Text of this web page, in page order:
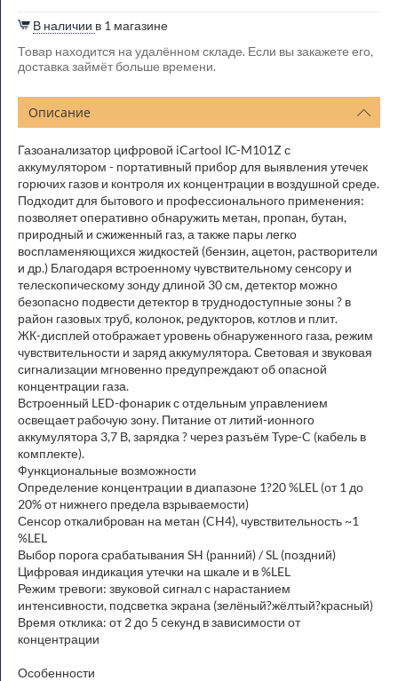
В наличии в 1 магазине
Товар находится на удалённом складе. Если вы закажете его,
доставка займёт больше времени.
Описание
Газоанализатор цифровой iCartool IC-M101Z с
аккумулятором - портативный прибор для выявления утечек
горючих газов и контроля их концентрации в воздушной среде.
Подходит для бытового и профессионального применения:
позволяет оперативно обнаружить метан, пропан, бутан,
природный и сжиженный газ, а также пары легко
воспламеняющихся жидкостей (бензин, ацетон, растворители
и др.) Благодаря встроенному чувствительному сенсору и
телескопическому зонду длиной 30 см, детектор можно
безопасно подвести детектор в труднодоступные зоны ? в
район газовых труб, колонок, редукторов, котлов и плит.
ЖК-дисплей отображает уровень обнаруженного газа, режим
чувствительности и заряд аккумулятора. Световая и звуковая
сигнализации мгновенно предупреждают об опасной
концентрации газа.
Встроенный LED-фонарик с отдельным управлением
освещает рабочую зону. Питание от литий-ионного
аккумулятора 3,7 В, зарядка ? через разъём Type-C (кабель в
комплекте).
Функциональные возможности
Определение концентрации в диапазоне 1?20 %LEL (от 1 до
20% от нижнего предела взрываемости)
Сенсор откалиброван на метан (CH4), чувствительность ~1
%LEL
Выбор порога срабатывания SH (ранний) / SL (поздний)
Цифровая индикация утечки на шкале и в %LEL
Режим тревоги: звуковой сигнал с нарастанием
интенсивности, подсветка экрана (зелёный?жёлтый?красный)
Время отклика: от 2 до 5 секунд в зависимости от
концентрации
Особенности